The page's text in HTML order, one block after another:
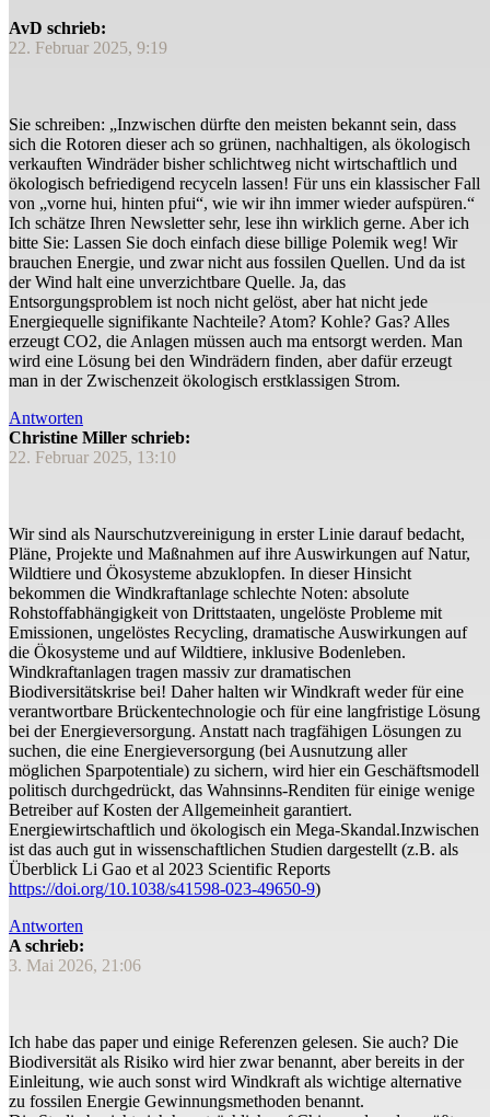
AvD schrieb:
22. Februar 2025, 9:19
Sie schreiben: „Inzwischen dürfte den meisten bekannt sein, dass
sich die Rotoren dieser ach so grünen, nachhaltigen, als ökologisch
verkauften Windräder bisher schlichtweg nicht wirtschaftlich und
ökologisch befriedigend recyceln lassen! Für uns ein klassischer Fall
von „vorne hui, hinten pfui“, wie wir ihn immer wieder aufspüren.“
Ich schätze Ihren Newsletter sehr, lese ihn wirklich gerne. Aber ich
bitte Sie: Lassen Sie doch einfach diese billige Polemik weg! Wir
brauchen Energie, und zwar nicht aus fossilen Quellen. Und da ist
der Wind halt eine unverzichtbare Quelle. Ja, das
Entsorgungsproblem ist noch nicht gelöst, aber hat nicht jede
Energiequelle signifikante Nachteile? Atom? Kohle? Gas? Alles
erzeugt CO2, die Anlagen müssen auch ma entsorgt werden. Man
wird eine Lösung bei den Windrädern finden, aber dafür erzeugt
man in der Zwischenzeit ökologisch erstklassigen Strom.
Antworten
Christine Miller schrieb:
22. Februar 2025, 13:10
Wir sind als Naurschutzvereinigung in erster Linie darauf bedacht,
Pläne, Projekte und Maßnahmen auf ihre Auswirkungen auf Natur,
Wildtiere und Ökosysteme abzuklopfen. In dieser Hinsicht
bekommen die Windkraftanlage schlechte Noten: absolute
Rohstoffabhängigkeit von Drittstaaten, ungelöste Probleme mit
Emissionen, ungelöstes Recycling, dramatische Auswirkungen auf
die Ökosysteme und auf Wildtiere, inklusive Bodenleben.
Windkraftanlagen tragen massiv zur dramatischen
Biodiversitätskrise bei! Daher halten wir Windkraft weder für eine
verantwortbare Brückentechnologie och für eine langfristige Lösung
bei der Energieversorgung. Anstatt nach tragfähigen Lösungen zu
suchen, die eine Energieversorgung (bei Ausnutzung aller
möglichen Sparpotentiale) zu sichern, wird hier ein Geschäftsmodell
politisch durchgedrückt, das Wahnsinns-Renditen für einige wenige
Betreiber auf Kosten der Allgemeinheit garantiert.
Energiewirtschaftlich und ökologisch ein Mega-Skandal.Inzwischen
ist das auch gut in wissenschaftlichen Studien dargestellt (z.B. als
Überblick Li Gao et al 2023 Scientific Reports
https://doi.org/10.1038/s41598-023-49650-9)
Antworten
A schrieb:
3. Mai 2026, 21:06
Ich habe das paper und einige Referenzen gelesen. Sie auch? Die
Biodiversität als Risiko wird hier zwar benannt, aber bereits in der
Einleitung, wie auch sonst wird Windkraft als wichtige alternative
zu fossilen Energie Gewinnungsmethoden benannt.